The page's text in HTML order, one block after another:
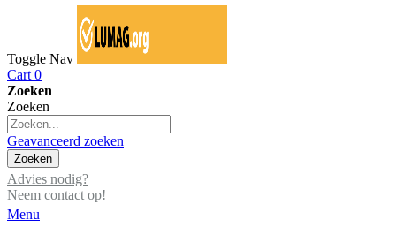
Toggle Nav
Cart 0
Zoeken
Zoeken
Geavanceerd zoeken
Zoeken
Advies nodig?
Neem contact op!
Menu